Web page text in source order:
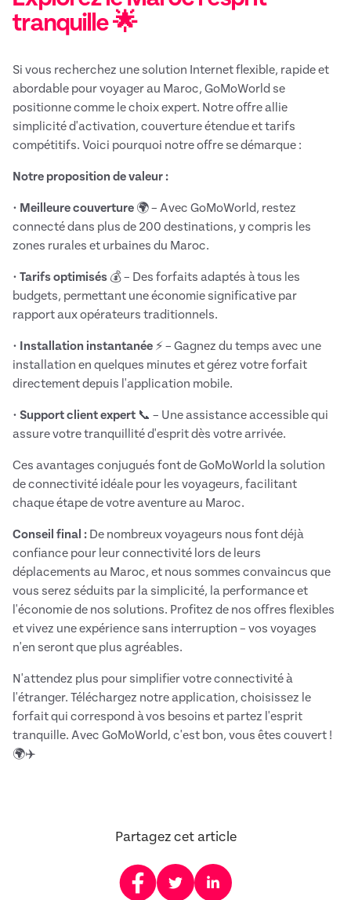
tranquille 🌟
Si vous recherchez une solution Internet flexible, rapide et
abordable pour voyager au Maroc, GoMoWorld se
positionne comme le choix expert. Notre offre allie
simplicité d'activation, couverture étendue et tarifs
compétitifs. Voici pourquoi notre offre se démarque :
Notre proposition de valeur :
• Meilleure couverture 🌍 – Avec GoMoWorld, restez
connecté dans plus de 200 destinations, y compris les
zones rurales et urbaines du Maroc.
• Tarifs optimisés 💰 – Des forfaits adaptés à tous les
budgets, permettant une économie significative par
rapport aux opérateurs traditionnels.
• Installation instantanée ⚡ – Gagnez du temps avec une
installation en quelques minutes et gérez votre forfait
directement depuis l'application mobile.
• Support client expert 📞 – Une assistance accessible qui
assure votre tranquillité d'esprit dès votre arrivée.
Ces avantages conjugués font de GoMoWorld la solution
de connectivité idéale pour les voyageurs, facilitant
chaque étape de votre aventure au Maroc.
Conseil final : De nombreux voyageurs nous font déjà
confiance pour leur connectivité lors de leurs
déplacements au Maroc, et nous sommes convaincus que
vous serez séduits par la simplicité, la performance et
l'économie de nos solutions. Profitez de nos offres flexibles
et vivez une expérience sans interruption – vos voyages
n'en seront que plus agréables.
N'attendez plus pour simplifier votre connectivité à
l'étranger. Téléchargez notre application, choisissez le
forfait qui correspond à vos besoins et partez l'esprit
tranquille. Avec GoMoWorld, c'est bon, vous êtes couvert !
🌍✈️
Partagez cet article